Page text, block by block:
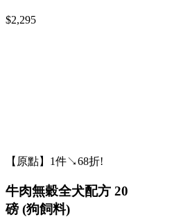
$2,295
【原點】1件↘68折!
牛肉無穀全犬配方 20
磅 (狗飼料)